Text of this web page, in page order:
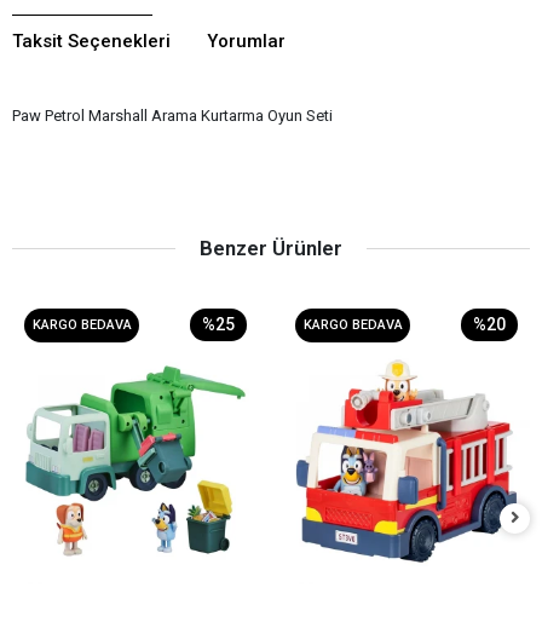
Taksit Seçenekleri Yorumlar
Paw Petrol Marshall Arama Kurtarma Oyun Seti
Benzer Ürünler
KARGO BEDAVA %25 KARGO BEDAVA %20